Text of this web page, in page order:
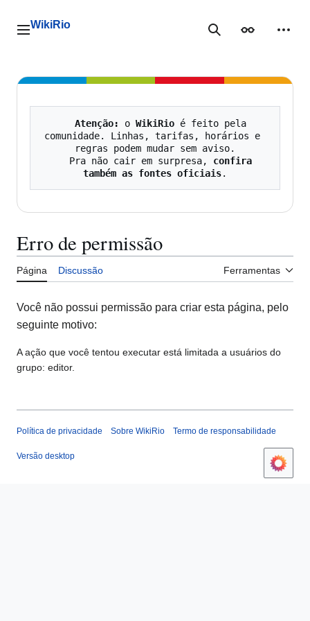
Menu principal
WikiRio
PesquisaAparência
Atenção: o WikiRio é feito pela
comunidade. Linhas, tarifas, horários e
regras podem mudar sem aviso.
   Pra não cair em surpresa,
confira
também as fontes oficiais
Erro de permissão
Página Discussão Ferramentas
Você não possui permissão para criar esta página, pelo
seguinte motivo:
A ação que você tentou executar está limitada a usuários do
grupo: editor.
Política de privacidade Sobre WikiRio Termo de responsabilidade
Versão desktop